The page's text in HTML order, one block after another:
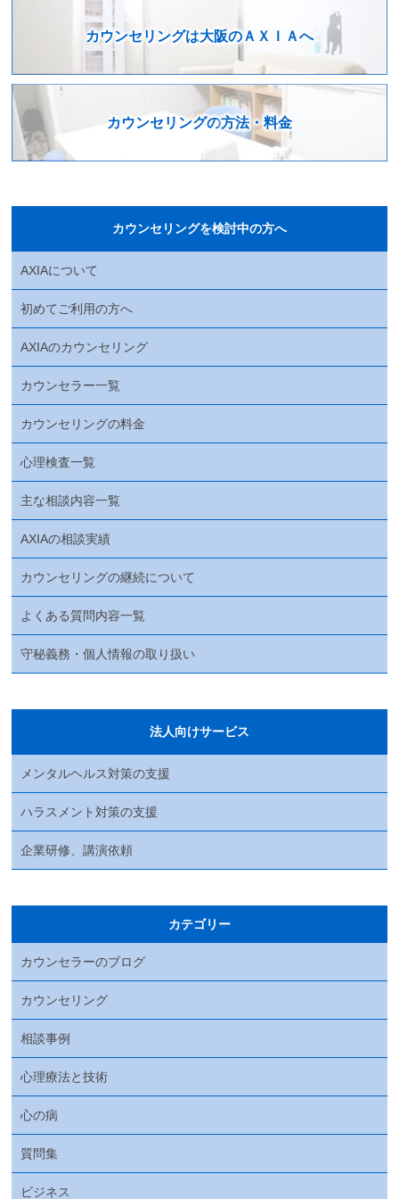
カウンセリングは大阪のＡＸＩＡへ
カウンセリングの方法・料金
カウンセリングを検討中の方へ
AXIAについて
初めてご利用の方へ
AXIAのカウンセリング
カウンセラー一覧
カウンセリングの料金
心理検査一覧
主な相談内容一覧
AXIAの相談実績
カウンセリングの継続について
よくある質問内容一覧
守秘義務・個人情報の取り扱い
法人向けサービス
メンタルヘルス対策の支援
ハラスメント対策の支援
企業研修、講演依頼
カテゴリー
カウンセラーのブログ
カウンセリング
相談事例
心理療法と技術
心の病
質問集
ビジネス